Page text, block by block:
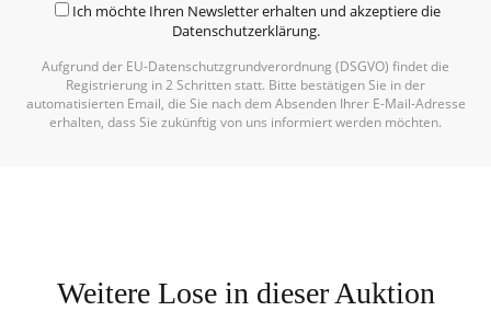
Ich möchte Ihren Newsletter erhalten und akzeptiere die
Datenschutzerklärung.
Aufgrund der EU-Datenschutzgrundverordnung (DSGVO) findet die
Registrierung in 2 Schritten statt. Bitte bestätigen Sie in der
automatisierten Email, die Sie nach dem Absenden Ihrer E-Mail-Adresse
erhalten, dass Sie zukünftig von uns informiert werden möchten.
Weitere Lose in dieser Auktion